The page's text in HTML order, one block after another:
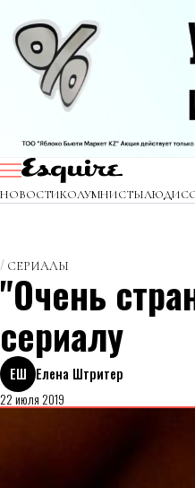
НОВОСТИКОЛУМНИСТЫЛЮДИ
СЕРИАЛЫ
"Очень
сериалу
ЕШ Елена Штритер
22 июля 2019